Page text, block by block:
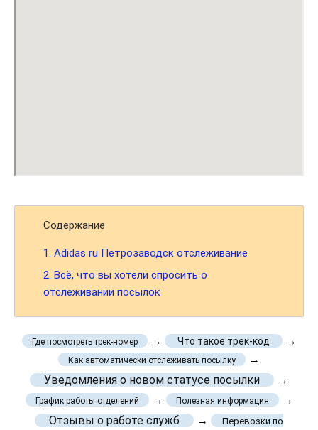
Содержание
1. Adidas ru Петрозаводск отслеживание
2. Всё, что вы хотели спросить о
отслеживании посылок
Где посмотреть трек-номер → Что такое трек-код →
Как автоматически отслеживать посылку
→
Уведомления о новом статусе посылки
→
График работы отделений → Полезная информация
→
Отзывы о работе служб
→
Перевозки по